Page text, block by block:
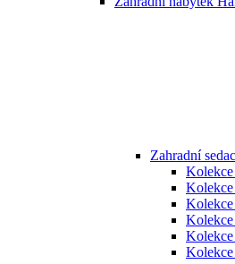
Zahradní